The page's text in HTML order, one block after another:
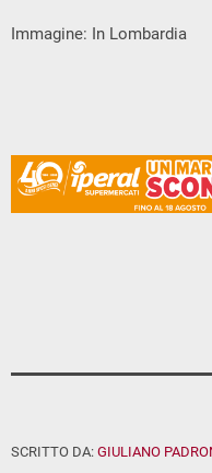
Immagine: In Lombardia
SCRITTO DA: GIULIANO